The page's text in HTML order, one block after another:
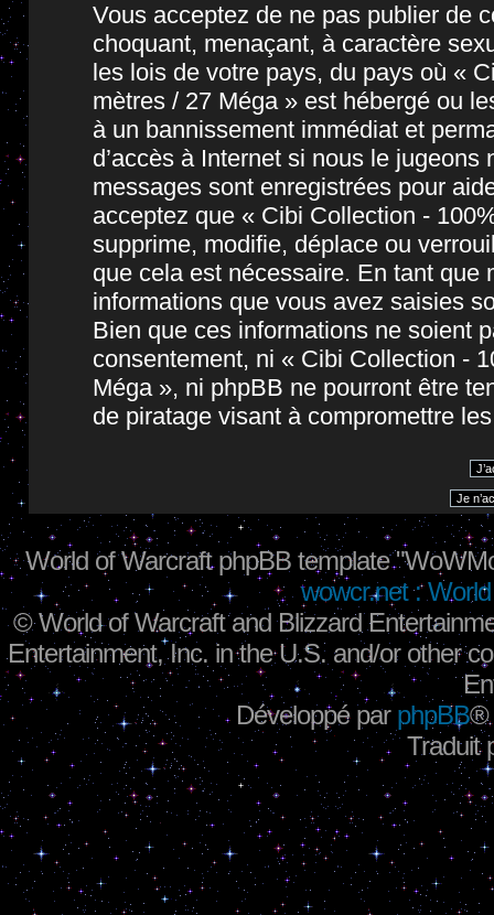
Vous acceptez de ne pas publier de
choquant, menaçant, à caractère
les lois de votre pays, du pays où «
mètres / 27 Méga » est hébergé ou
à un bannissement immédiat et
d’accès à Internet si nous le
messages sont enregistrées pour
acceptez que « Cibi Collection -
supprime, modifie, déplace ou
que cela est nécessaire. En tant
informations que vous avez saisies
Bien que ces informations ne soient
consentement, ni « Cibi Collection -
Méga », ni phpBB ne pourront être
de piratage visant à compromettre
World of Warcraft phpBB template
wowcr.net :
©World of Warcraft and Blizzard
Entertainment, Inc. in the U.S. and/or other
Développé par phpBB®
Traduit